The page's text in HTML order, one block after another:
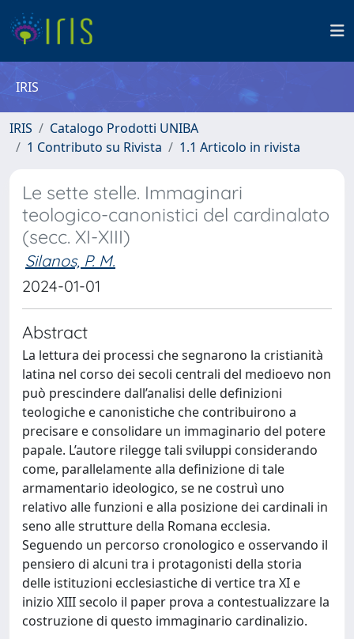
IRIS
IRIS
Catalogo Prodotti UNIBA
1 Contributo su Rivista
1.1 Articolo in rivista
Le sette stelle. Immaginari
teologico-­canonistici del cardinalato
(secc. XI-­XIII)
Silanos, P. M.
2024-01-01
Abstract
La lettura dei processi che segnarono la cristianità
latina nel corso dei secoli centrali del medioevo non
può prescindere dall’analisi delle definizioni
teologiche e canonistiche che contribuirono a
precisare e consolidare un immaginario del potere
papale. L’autore rilegge tali sviluppi considerando
come, parallelamente alla definizione di tale
armamentario ideologico, se ne costruì uno
relativo alle funzioni e alla posizione dei cardinali in
seno alle strutture della Romana ecclesia.
Seguendo un percorso cronologico e osservando il
pensiero di alcuni tra i protagonisti della storia
delle istituzioni ecclesiastiche di vertice tra XI e
inizio XIII secolo il paper prova a contestualizzare la
costruzione di questo immaginario cardinalizio.